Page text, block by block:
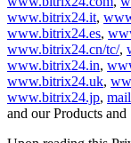
www.bitrix24.it,
www.bitrix24.es,
www.bitrix24.cn/tc/,
www.bitrix24.in,
www.bitrix24.uk,
www.bitrix24.jp,
and our Products and